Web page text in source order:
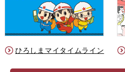
ひろしまマイタイムライン